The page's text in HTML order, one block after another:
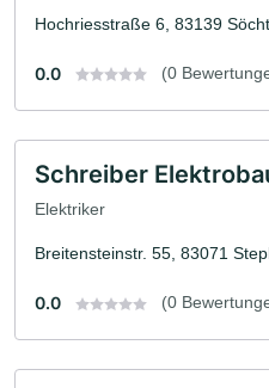
Hochriesstraße 6, 83139
0.0 (0
Schreiber
Elektriker
Breitensteinstr. 55, 83071
0.0 (0